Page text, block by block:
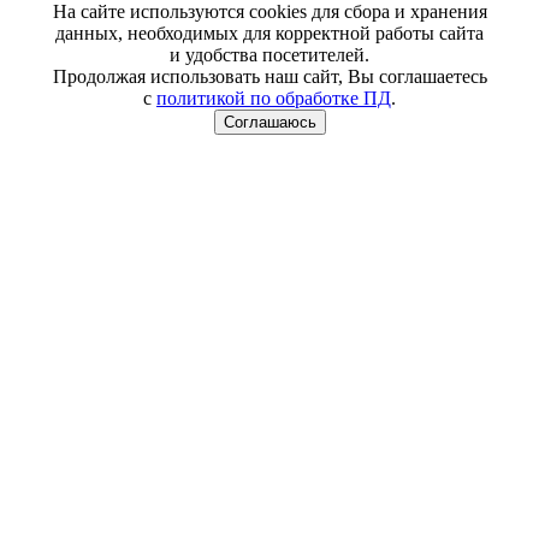
На сайте используются cookies для сбора и хранения
данных, необходимых для корректной работы сайта
и удобства посетителей.
Продолжая использовать наш сайт, Вы соглашаетесь
с политикой по обработке ПД.
Соглашаюсь